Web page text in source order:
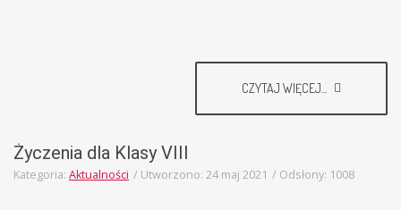
CZYTAJ WIĘCEJ...
Życzenia dla Klasy VIII
Kategoria: Aktualności Utworzono: 24 maj 2021 Odsłony: 1008